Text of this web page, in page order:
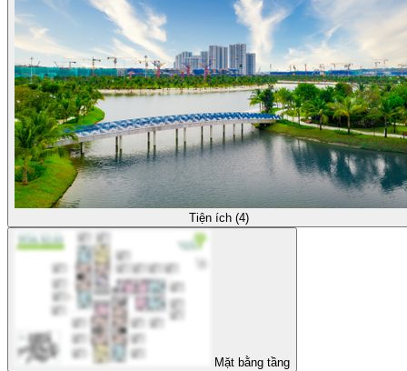
Tiện ích (4)
Mặt bằng tầng